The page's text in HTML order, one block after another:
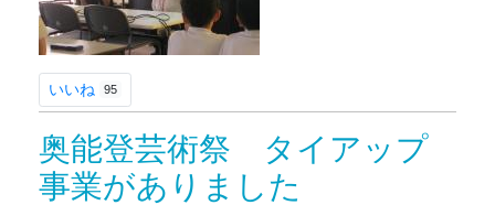
いいね 95
奥能登芸術祭 タイアップ
事業がありました